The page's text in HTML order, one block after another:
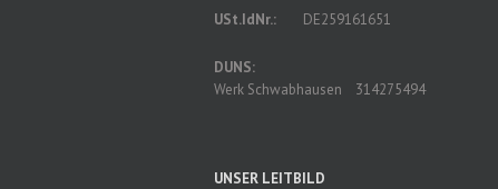
USt.IdNr.: DE259161651
DUNS:
Werk Schwabhausen 314275494
UNSER LEITBILD